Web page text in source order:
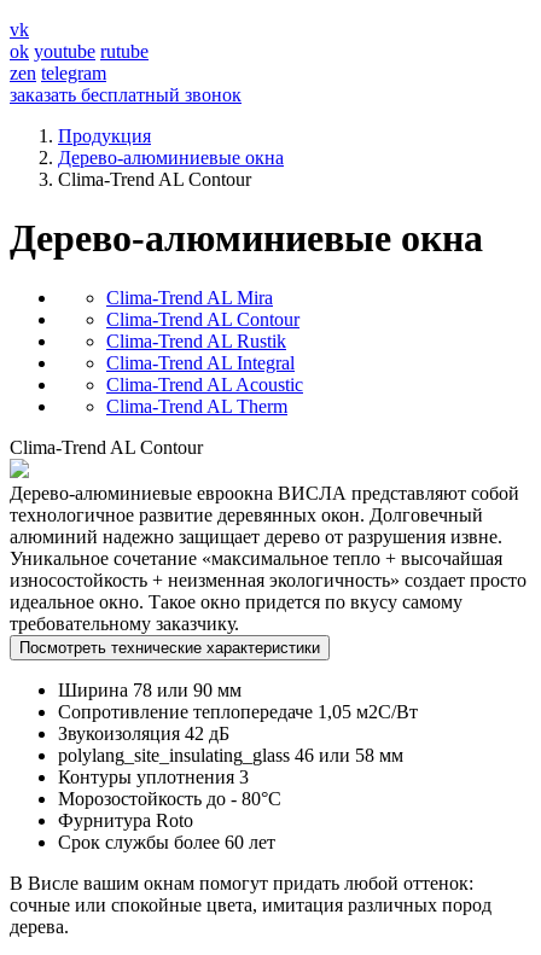
vk
ok youtube rutube
zen telegram
заказать бесплатный звонок
Продукция
Дерево-алюминиевые окна
Clima-Trend AL Contour
Дерево-алюминиевые окна
Clima-Trend AL Mira
Clima-Trend AL Contour
Clima-Trend AL Rustik
Clima-Trend AL Integral
Clima-Trend AL Acoustic
Clima-Trend AL Therm
Clima-Trend AL Contour
Дерево-алюминиевые евроокна ВИСЛА представляют собой
технологичное развитие деревянных окон. Долговечный
алюминий надежно защищает дерево от разрушения извне.
Уникальное сочетание «максимальное тепло + высочайшая
износостойкость + неизменная экологичность» создает просто
идеальное окно. Такое окно придется по вкусу самому
требовательному заказчику.
Посмотреть технические характеристики
Ширина 78 или 90 мм
Сопротивление теплопередаче 1,05 м2C/Вт
Звукоизоляция 42 дБ
polylang_site_insulating_glass 46 или 58 мм
Контуры уплотнения 3
Морозостойкость до - 80°С
Фурнитура Roto
Срок службы более 60 лет
В Висле вашим окнам помогут придать любой оттенок:
сочные или спокойные цвета, имитация различных пород
дерева.